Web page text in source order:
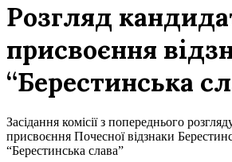
Розгляд
присвоєння
“Берестинська
Засідання комісії з попереднього
присвоєння Почесної відзнаки
“Берестинська слава”